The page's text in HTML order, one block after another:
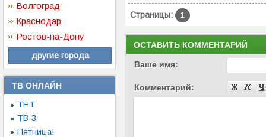
Волгоград
Краснодар
Ростов-на-Дону
другие города
ТВ ОНЛАЙН
ТНТ
ТВ-3
Пятница!
Страницы: 1
ОСТАВИТЬ КОММЕНТАРИЙ
Ваше имя:
Комментарий: